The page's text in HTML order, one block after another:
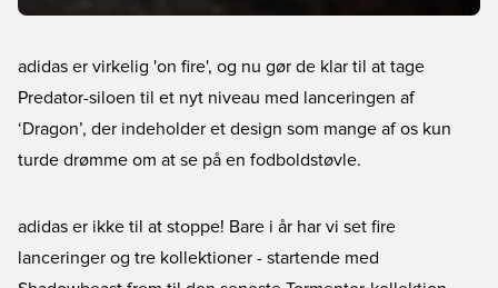
adidas er virkelig 'on fire', og nu gør de klar til at tage
Predator-siloen til et nyt niveau med lanceringen af
‘Dragon’, der indeholder et design som mange af os kun
turde drømme om at se på en fodboldstøvle.
adidas er ikke til at stoppe! Bare i år har vi set fire
lanceringer og tre kollektioner - startende med